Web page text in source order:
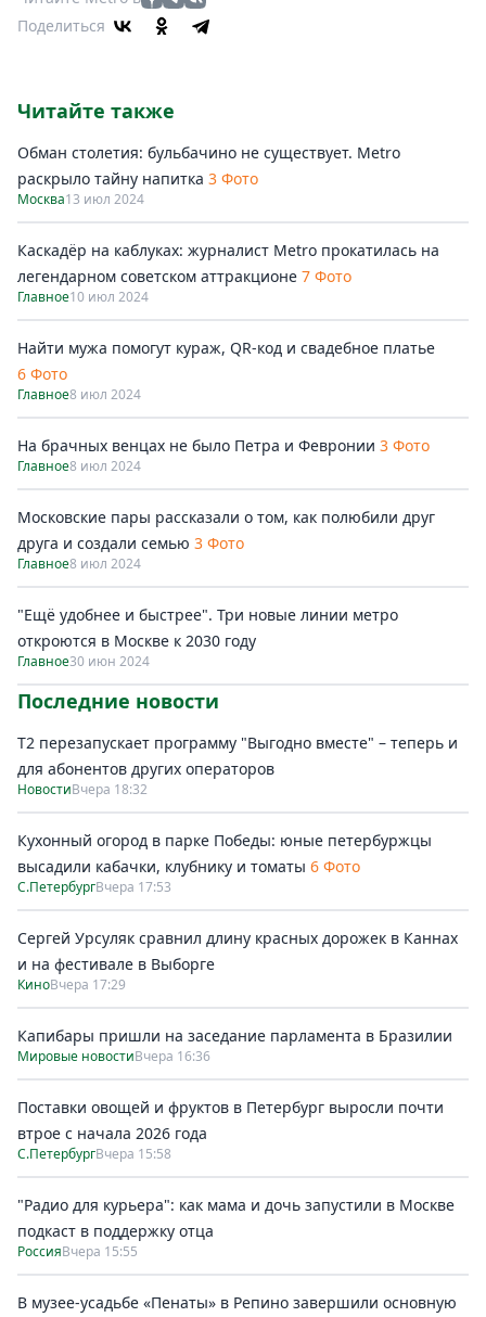
Поделиться
Читайте также
Обман столетия: бульбачино не существует. Metro
раскрыло тайну напитка 3 Фото
Москва13 июл 2024
Каскадёр на каблуках: журналист Metro прокатилась на
легендарном советском аттракционе 7 Фото
Главное10 июл 2024
Найти мужа помогут кураж, QR-код и свадебное платье
6 Фото
Главное8 июл 2024
На брачных венцах не было Петра и Февронии 3 Фото
Главное8 июл 2024
Московские пары рассказали о том, как полюбили друг
друга и создали семью 3 Фото
Главное8 июл 2024
"Ещё удобнее и быстрее". Три новые линии метро
откроются в Москве к 2030 году
Главное30 июн 2024
Последние новости
Т2 перезапускает программу "Выгодно вместе" – теперь и
для абонентов других операторов
НовостиВчера 18:32
Кухонный огород в парке Победы: юные петербуржцы
высадили кабачки, клубнику и томаты 6 Фото
С.ПетербургВчера 17:53
Сергей Урсуляк сравнил длину красных дорожек в Каннах
и на фестивале в Выборге
КиноВчера 17:29
Капибары пришли на заседание парламента в Бразилии
Мировые новостиВчера 16:36
Поставки овощей и фруктов в Петербург выросли почти
втрое с начала 2026 года
С.ПетербургВчера 15:58
"Радио для курьера": как мама и дочь запустили в Москве
подкаст в поддержку отца
РоссияВчера 15:55
В музее-усадьбе «Пенаты» в Репино завершили основную